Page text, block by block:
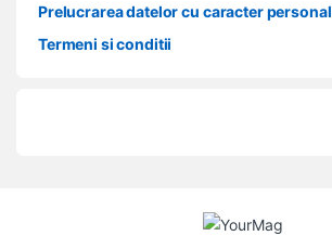
Prelucrarea datelor cu caracter personal
Termeni si conditii